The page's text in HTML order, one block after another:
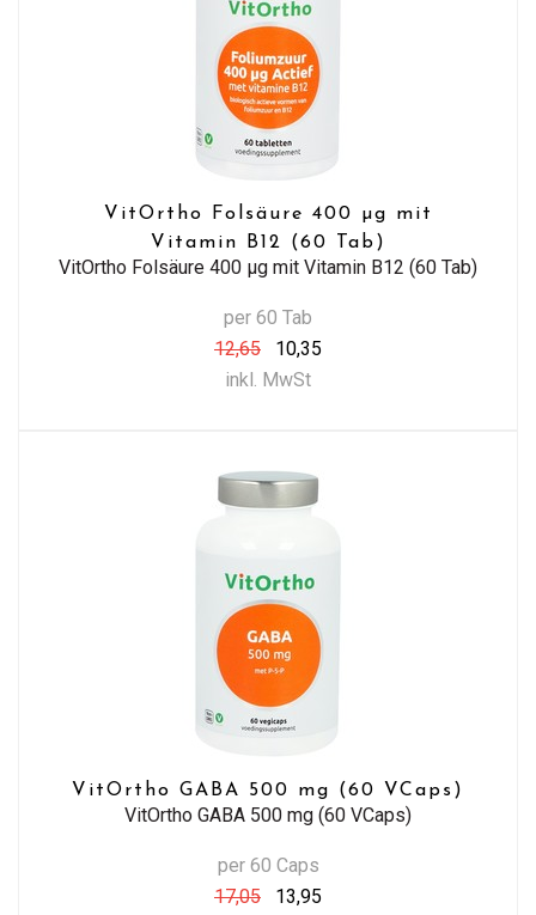
VitOrtho Folsäure 400 µg mit
Vitamin B12 (60 Tab)
VitOrtho Folsäure 400 µg mit Vitamin B12 (60 Tab)
per 60 Tab
12,65
10,35
inkl. MwSt
VitOrtho GABA 500 mg (60 VCaps)
VitOrtho GABA 500 mg (60 VCaps)
per 60 Caps
17,05
13,95